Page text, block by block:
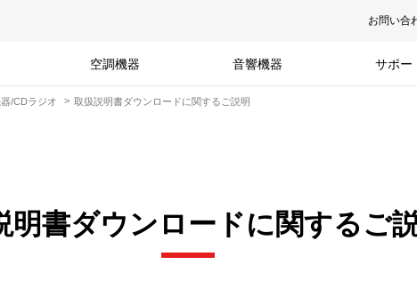
お問い合
空調機器 音響機器 サポー
/CDラジオ 取扱説明書ダウンロードに関するご説明
明書ダウンロードに関するご